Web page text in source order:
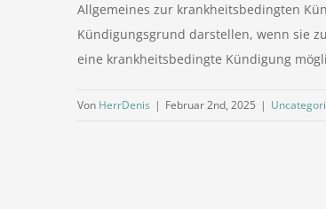
Allgemeines zur krankheitsbedingten
Kündigungsgrund darstellen, wenn sie
eine krankheitsbedingte Kündigung
Von HerrDenis | Februar 2nd, 2025 |